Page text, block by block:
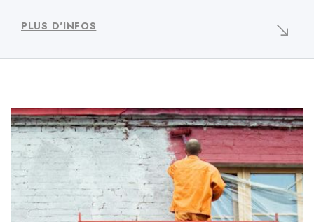
PLUS D'INFOS